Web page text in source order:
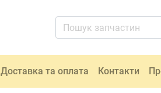
Доставка та оплата Контакти